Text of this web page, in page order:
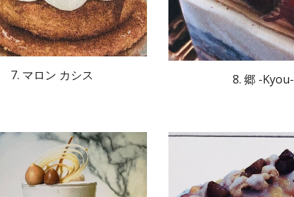
7. マロン カシス 8. 郷 -Kyou-